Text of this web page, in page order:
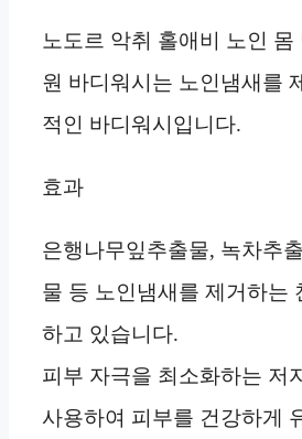
노도르 악취 홀애비 노인 몸
원 바디워시는 노인냄새를
적인 바디워시입니다.
효과
은행나무잎추출물, 녹차추
물 등 노인냄새를 제거하는
하고 있습니다.
피부 자극을 최소화하는 저
사용하여 피부를 건강하게